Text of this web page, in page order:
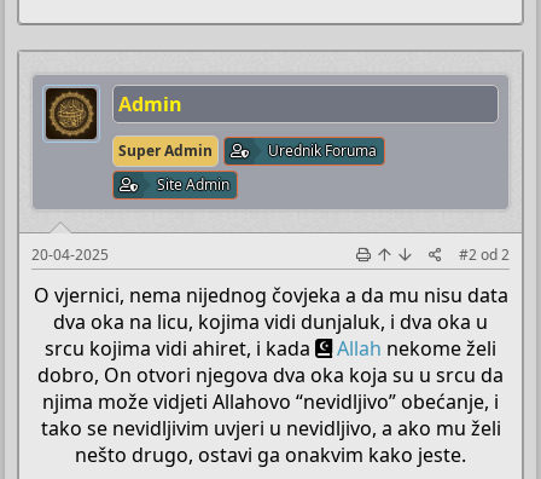
Admin
Super Admin
Urednik Foruma
Site Admin
20-04-2025 #2od2
O vjernici, nema nijednog čovjeka a da mu nisu data
dva oka na licu, kojima vidi dunjaluk, i dva oka u
srcu kojima vidi ahiret, i kada
Allah nekome želi
dobro, On otvori njegova dva oka koja su u srcu da
njima može vidjeti Allahovo “nevidljivo” obećanje, i
tako se nevidljivim uvjeri u nevidljivo, a ako mu želi
nešto drugo, ostavi ga onakvim kako jeste.